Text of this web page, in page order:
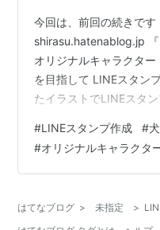
今回は、前回の続きで
shirasu.hatenablog.jp
オリジナルキャラクタ
を目指して LINEスタン
たイラストでLINEスタ
果から言いますと… リジ
と、却下されたワケです
依頼を受けて描いたも
か？』と思って （同じ
#LINEスタンプ作成 #
#オリジナルキャラクタ
はてなブログ > 未指定 >